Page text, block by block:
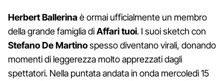
Herbert Ballerinaè ormai ufficialmente un membro
della grande famiglia diAffari tuoi. I suoi sketch con
Stefano De Martinospesso diventano virali, donando
momenti di leggerezza molto apprezzati dagli
spettatori. Nella puntata andata in onda mercoledì 15